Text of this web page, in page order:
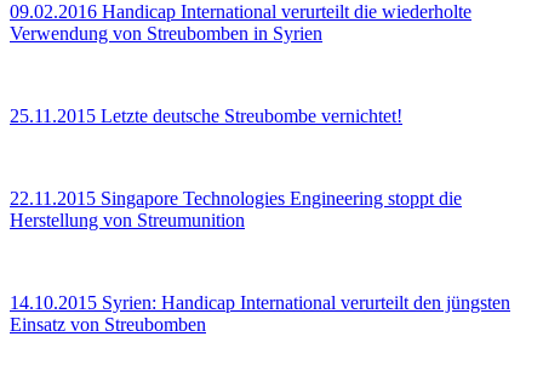
09.02.2016 Handicap International verurteilt die wiederholte
Verwendung von Streubomben in Syrien
25.11.2015 Letzte deutsche Streubombe vernichtet!
22.11.2015 Singapore Technologies Engineering stoppt die
Herstellung von Streumunition
14.10.2015 Syrien: Handicap International verurteilt den jüngsten
Einsatz von Streubomben